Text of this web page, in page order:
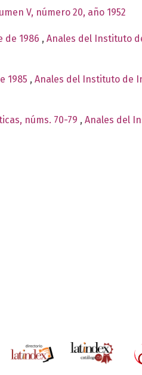
V, número 20, año 1952
de 1986 , Anales del Instituto
1985 , Anales del Instituto de
núms. 70-79 , Anales del